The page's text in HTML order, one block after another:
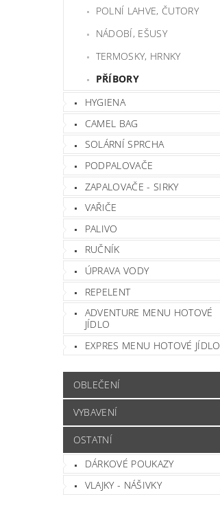
POLNÍ LAHVE, ČUTORY
NÁDOBÍ, EŠUSY
TERMOSKY, HRNKY
PŘÍBORY
HYGIENA
CAMEL BAG
SOLÁRNÍ SPRCHA
PODPALOVAČE
ZAPALOVAČE - SIRKY
VAŘIČE
PALIVO
RUČNÍK
ÚPRAVA VODY
REPELENT
ADVENTURE MENU HOTOVÉ
JÍDLO
EXPRES MENU HOTOVÉ JÍDLO
OBLEČENÍ
VYBAVENÍ
OSTATNÍ
DÁRKOVÉ POUKAZY
VLAJKY - NÁŠIVKY